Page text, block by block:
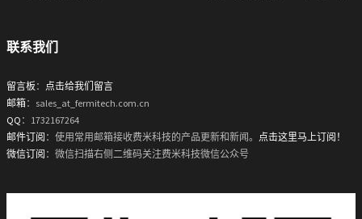
联系我们
留言板 ： 点击给我们留言
邮箱：sales_at_fermitech.com.cn
QQ ：1732167264
邮件订阅 ：使用常用邮箱接收费米科技的产品更新和新闻。 点击这里马上订阅！
微信订阅 ：微信扫描右侧二维码关注费米科技微信公众号